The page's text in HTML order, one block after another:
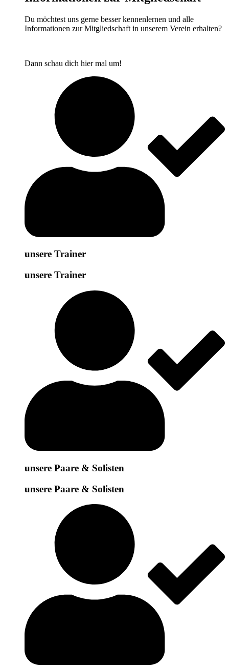
Du möchtest uns gerne besser kennenlernen und alle
Informationen zur Mitgliedschaft in unserem Verein erhalten?
Dann schau dich hier mal um!
unsere Trainer
unsere Trainer
unsere Paare & Solisten
unsere Paare & Solisten